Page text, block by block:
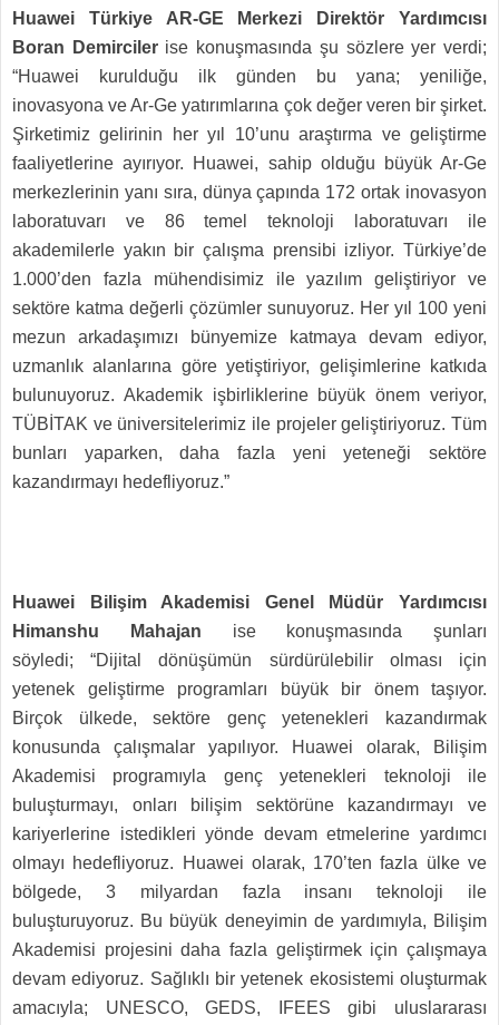
Huawei Türkiye AR-GE Merkezi Direktör Yardımcısı
Boran Demirciler ise konuşmasında şu sözlere yer verdi;
“Huawei kurulduğu ilk günden bu yana; yeniliğe,
inovasyona ve Ar-Ge yatırımlarına çok değer veren bir şirket.
Şirketimiz gelirinin her yıl 10’unu araştırma ve geliştirme
faaliyetlerine ayırıyor. Huawei, sahip olduğu büyük Ar-Ge
merkezlerinin yanı sıra, dünya çapında 172 ortak inovasyon
laboratuvarı ve 86 temel teknoloji laboratuvarı ile
akademilerle yakın bir çalışma prensibi izliyor. Türkiye’de
1.000’den fazla mühendisimiz ile yazılım geliştiriyor ve
sektöre katma değerli çözümler sunuyoruz. Her yıl 100 yeni
mezun arkadaşımızı bünyemize katmaya devam ediyor,
uzmanlık alanlarına göre yetiştiriyor, gelişimlerine katkıda
bulunuyoruz. Akademik işbirliklerine büyük önem veriyor,
TÜBİTAK ve üniversitelerimiz ile projeler geliştiriyoruz. Tüm
bunları yaparken, daha fazla yeni yeteneği sektöre
kazandırmayı hedefliyoruz.”
Huawei Bilişim Akademisi Genel Müdür Yardımcısı
Himanshu Mahajan ise konuşmasında şunları
söyledi; “Dijital dönüşümün sürdürülebilir olması için
yetenek geliştirme programları büyük bir önem taşıyor.
Birçok ülkede, sektöre genç yetenekleri kazandırmak
konusunda çalışmalar yapılıyor. Huawei olarak, Bilişim
Akademisi programıyla genç yetenekleri teknoloji ile
buluşturmayı, onları bilişim sektörüne kazandırmayı ve
kariyerlerine istedikleri yönde devam etmelerine yardımcı
olmayı hedefliyoruz. Huawei olarak, 170’ten fazla ülke ve
bölgede, 3 milyardan fazla insanı teknoloji ile
buluşturuyoruz. Bu büyük deneyimin de yardımıyla, Bilişim
Akademisi projesini daha fazla geliştirmek için çalışmaya
devam ediyoruz. Sağlıklı bir yetenek ekosistemi oluşturmak
amacıyla; UNESCO, GEDS, IFEES gibi uluslararası